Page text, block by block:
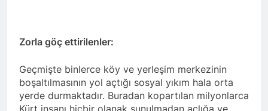
3 Yıl Ago
Serokê Giştî yê Partiya Maf
û Azadiyan HAK-PARê
Düzgün Kaplan li Hewlêrê
3 Yıl Ago
Zorla göç ettirilenler:
Geçmişte binlerce köy ve yerleşim merkezinin
boşaltılmasının yol açtığı sosyal yıkım hala orta
yerde durmaktadır. Buradan kopartılan milyonlarca
Kürt insanı hiçbir olanak sunulmadan açlığa ve